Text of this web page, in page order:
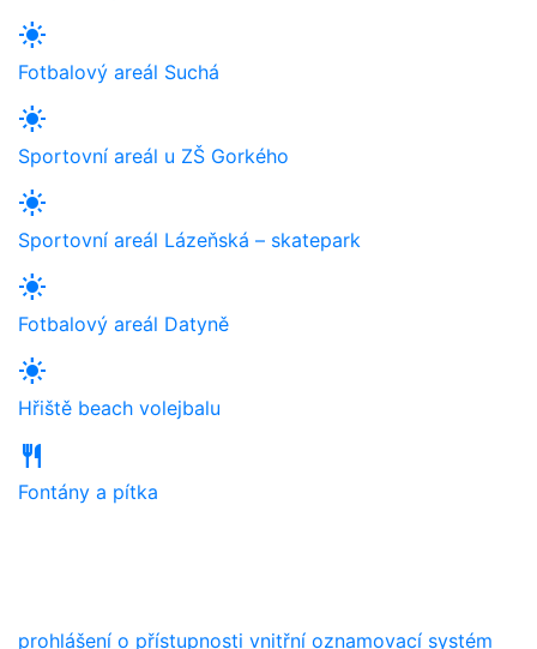
light_mode
Fotbalový areál Suchá
light_mode
Sportovní areál u ZŠ Gorkého
light_mode
Sportovní areál Lázeňská – skatepark
light_mode
Fotbalový areál Datyně
light_mode
Hřiště beach volejbalu
restaurant
Fontány a pítka
prohlášení o přístupnosti vnitřní oznamovací systém